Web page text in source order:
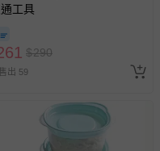
工具
$290
出 59